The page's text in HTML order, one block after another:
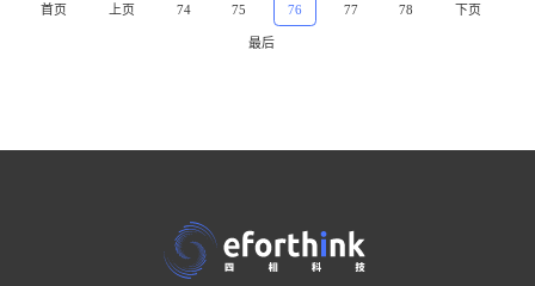
首页 上页 74 75 76 77 78 下页
最后